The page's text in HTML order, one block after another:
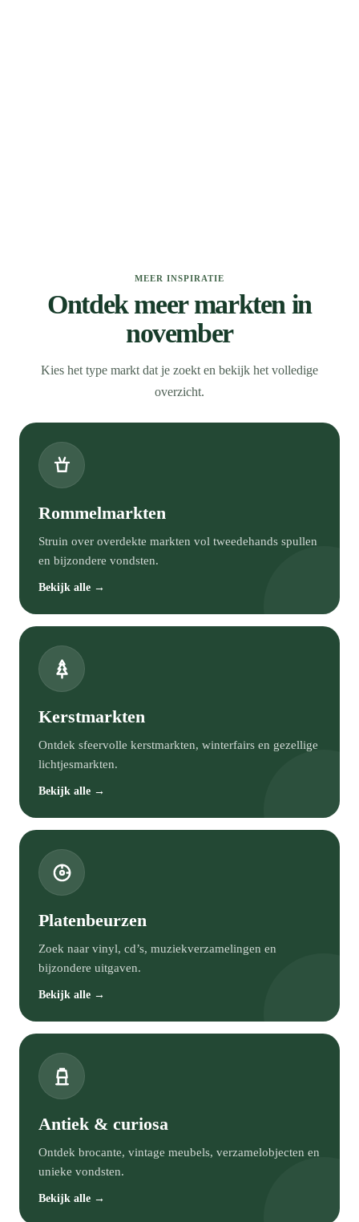
MEER INSPIRATIE
Ontdek meer markten in
november
Kies het type markt dat je zoekt en bekijk het volledige
overzicht.
Rommelmarkten
Struin over overdekte markten vol tweedehands spullen
en bijzondere vondsten.
Bekijk alle →
Kerstmarkten
Ontdek sfeervolle kerstmarkten, winterfairs en gezellige
lichtjesmarkten.
Bekijk alle →
Platenbeurzen
Zoek naar vinyl, cd’s, muziekverzamelingen en
bijzondere uitgaven.
Bekijk alle →
Antiek & curiosa
Ontdek brocante, vintage meubels, verzamelobjecten en
unieke vondsten.
Bekijk alle →